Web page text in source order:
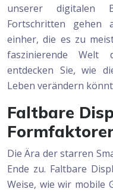
unserer digitalen
Fortschritten gehen
einher, die es zu
faszinierende Welt
entdecken Sie, wie
Leben verändern
Faltbare
Die Ära der starren
Ende zu. Faltbare
Weise, wie wir mobile